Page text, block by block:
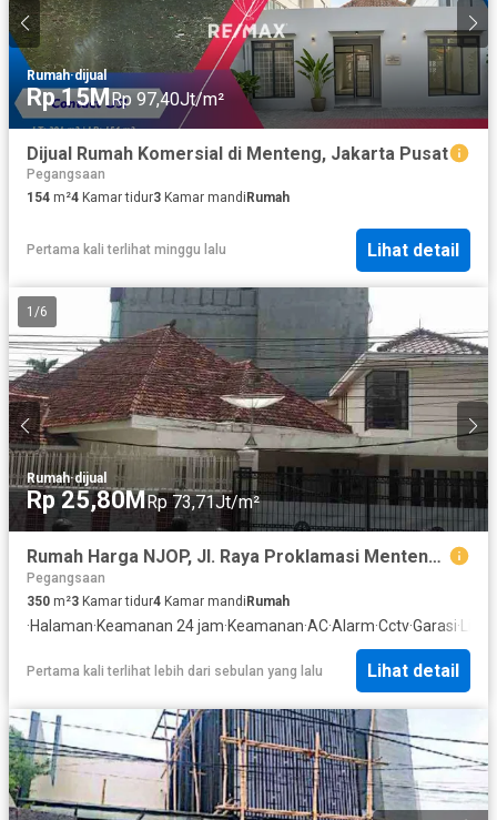
Rumah·dijual
Rp 15MRp 97,40Jt/m²
Dijual Rumah Komersial di Menteng, Jakarta Pusat
Pegangsaan
154 m²4 Kamar tidur3 Kamar mandi Rumah
Pertama kali terlihat minggu lalu Lihat detail
1 /6
Rumah·dijual
Rp 25,80MRp 73,71Jt/m²
Rumah Harga NJOP, Jl. Raya Proklamasi Menteng Jakarta Pusat
Pegangsaan
350 m²3 Kamar tidur4 Kamar mandi Rumah
·Halaman·Keamanan 24 jam·Keamanan·AC·Alarm·Cctv·Garasi·
Pertama kali terlihat lebih dari sebulan yang lalu Lihat detail